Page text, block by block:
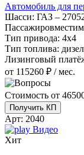
Автомобиль для
Шасси: ГАЗ –
Тип привода: 4х4
Тип топлива:
Лизинговый
от 115260 ₽ / мес.
Стоимость от
Получить КП
Арт: 2040
Видео
Хит